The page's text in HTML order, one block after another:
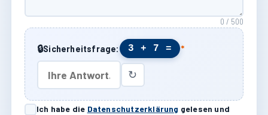
0 / 500
🔒Sicherheitsfrage: 3 + 7 = *
↻
Ich habe die Datenschutzerklärung gelesen und